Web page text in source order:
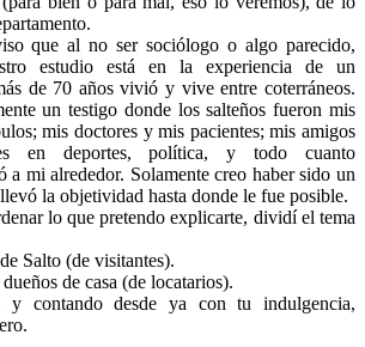
que al no ser sociólogo o algo parecido,
estudio está en la experiencia de un
de 70 años vivió y vive entre coterráneos.
un testigo donde los salteños fueron mis
mis doctores y mis pacientes; mis amigos
en deportes, política, y todo cuanto
a mi alrededor. Solamente creo haber sido un
la objetividad hasta donde le fue posible.
lo que pretendo explicarte, dividí el tema
Salto (de visitantes).
de casa (de locatarios).
desde ya con tu indulgencia,